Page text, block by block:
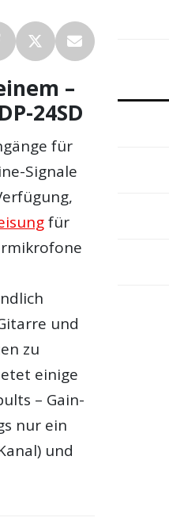
–
24SD
für
Signale
für
und
zu
einige
– Gain-
nur ein
und